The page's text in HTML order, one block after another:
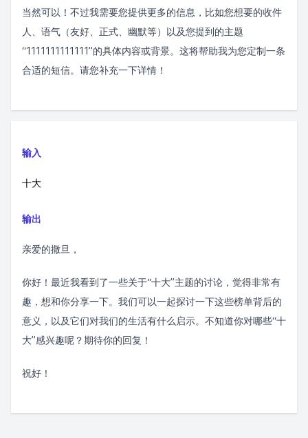
当然可以！不过我需要您提供更多的信息，比如您想要的收件
人、语气（友好、正式、幽默等）以及您提到的主题
“1111111111111”的具体内容或背景。这将帮助我为您定制一条
合适的短信。请您补充一下详情！
输入
十大
输出
亲爱的撒旦，
你好！最近我看到了一些关于“十大”主题的讨论，觉得非常有
趣，想和你分享一下。我们可以一起探讨一下这些榜单背后的
意义，以及它们对我们的生活有什么启示。不知道你对哪些“十
大”感兴趣呢？期待你的回复！
祝好！